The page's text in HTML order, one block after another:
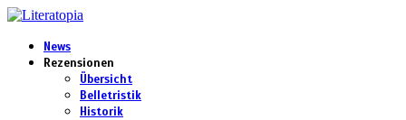
News
Rezensionen
Übersicht
Belletristik
Historik